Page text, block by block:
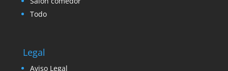
Todo
Legal
Aviso Legal